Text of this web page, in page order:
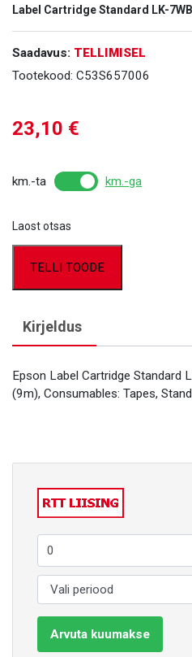
Label Cartridge Standard LK-
Saadavus: TELLIMISEL
Tootekood: C53S657006
23,10 €
km.-ta km.-ga
Laost otsas
TELLI TOODE
Kirjeldus
Epson Label Cartridge Standard
(9m), Consumables: Tapes,
Arvuta kuumakse